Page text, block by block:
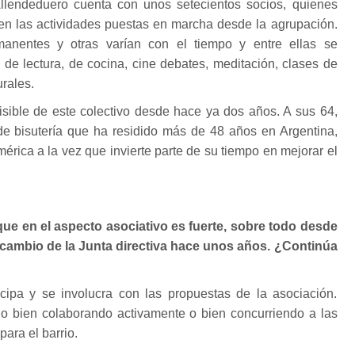
cuenta con unos setecientos socios, quienes
las actividades puestas en marcha desde la agrupación.
y otras varían con el tiempo y entre ellas se
lectura, de cocina, cine debates, meditación, clases de
de este colectivo desde hace ya dos años. A sus 64,
bisutería que ha residido más de 48 años en Argentina,
a la vez que invierte parte de su tiempo en mejorar el
en el aspecto asociativo es fuerte, sobre todo desde
de la Junta directiva hace unos años. ¿Continúa
y se involucra con las propuestas de la asociación.
bien colaborando activamente o bien concurriendo a las
el barrio.